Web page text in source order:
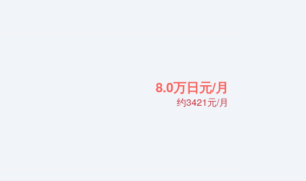
8.0万日元/月
约3421元/月